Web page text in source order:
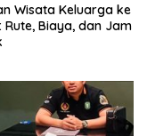
Wisata Keluarga ke
Rute, Biaya, dan Jam